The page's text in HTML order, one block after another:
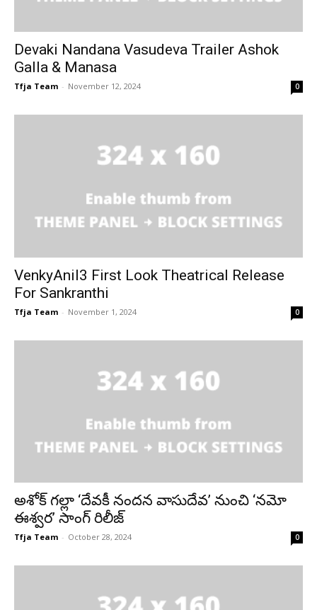
Devaki Nandana Vasudeva Trailer Ashok
Galla & Manasa
Tfja Team - November 12, 2024 0
VenkyAnil3 First Look Theatrical Release
For Sankranthi
Tfja Team - November 1, 2024 0
అశోక్ గల్లా ‘దేవకీ నందన వాసుదేవ’ నుంచి ‘నమో
ఈశ్వర’ సాంగ్ రిలీజ్
Tfja Team - October 28, 2024 0